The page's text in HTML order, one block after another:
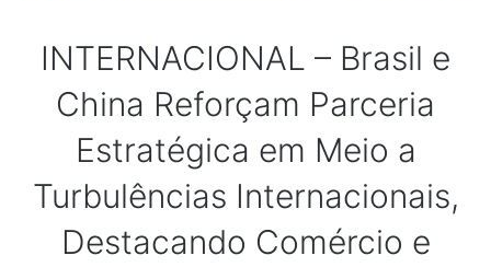
INTERNACIONAL – Brasil e
China Reforçam Parceria
Estratégica em Meio a
Turbulências Internacionais,
Destacando Comércio e